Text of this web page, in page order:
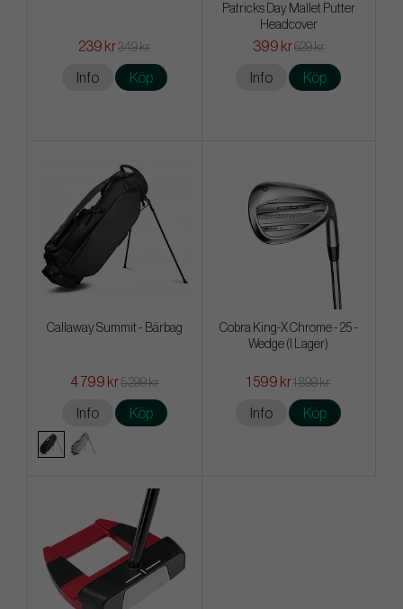
239 kr349 kr
Info Köp
Patricks Day Mallet Putter
Headcover
399 kr629 kr
Info Köp
Callaway Summit - Bärbag
4 799 kr5 299 kr
Info Köp
Cobra King-X Chrome - 25 -
Wedge (I Lager)
1 599 kr1 899 kr
Info Köp